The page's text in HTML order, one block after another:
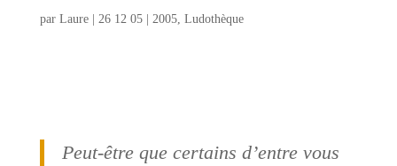
par Laure| 26 12 05| 2005, Ludothèque
Peut-être que certains d’entre vous